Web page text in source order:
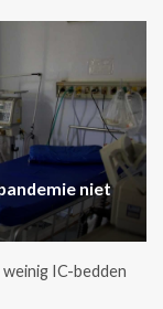
niet
IC-bedden